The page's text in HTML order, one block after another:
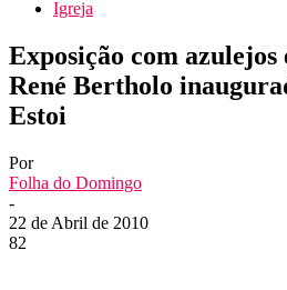
Igreja
Exposição com azulejos
René Bertholo
Estoi
Por
Folha do Domingo
-
22 de Abril de 2010
82